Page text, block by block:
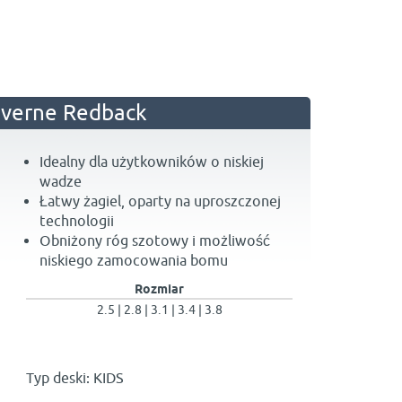
Redback
Idealny dla użytkowników o niskiej
wadze
Łatwy żagiel, oparty na uproszczonej
technologii
Obniżony róg szotowy i możliwość
niskiego zamocowania bomu
Rozmiar
2.5 | 2.8 | 3.1 | 3.4 | 3.8
Typ deski: KIDS